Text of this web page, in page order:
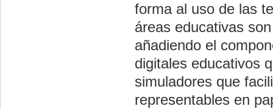
forma al uso de las
áreas educativas
añadiendo el
digitales educativos
simuladores que
representables en